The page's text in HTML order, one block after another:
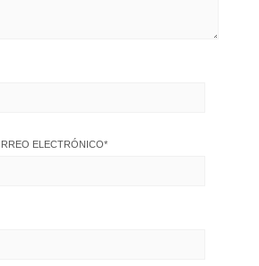
ELECTRÓNICO*